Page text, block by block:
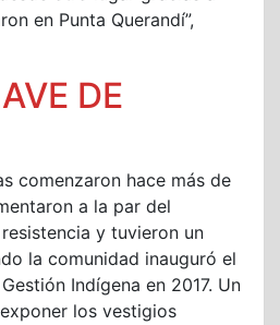
en Punta Querandí”,
DE
comenzaron hace más de
a la par del
y tuvieron un
la comunidad inauguró el
Indígena en 2017. Un
los vestigios